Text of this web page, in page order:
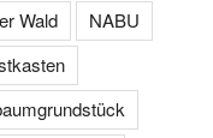
Wald
NABU